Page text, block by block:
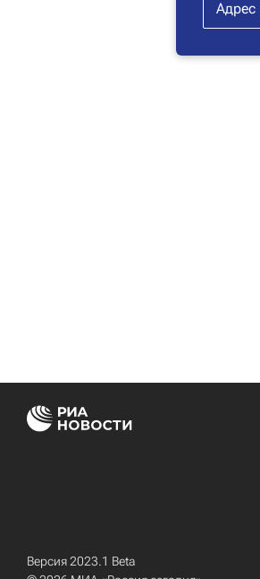
Версия 2023.1 Beta